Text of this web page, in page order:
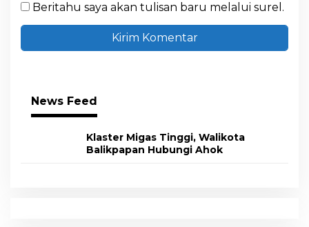
Beritahu saya akan tulisan baru melalui surel.
News Feed
Klaster Migas Tinggi, Walikota
Balikpapan Hubungi Ahok